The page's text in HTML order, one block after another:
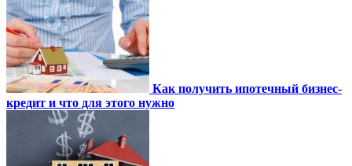
Как получить ипотечный бизнес-
кредит и что для этого нужно